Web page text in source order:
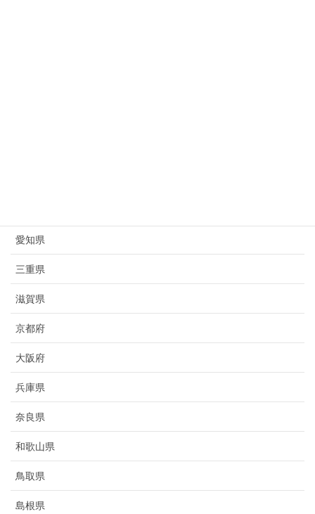
愛知県
三重県
滋賀県
京都府
大阪府
兵庫県
奈良県
和歌山県
鳥取県
島根県